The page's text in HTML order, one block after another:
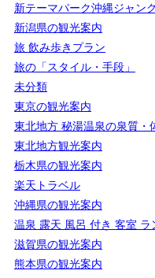
新テーマパーク沖縄ジャン
新潟県の観光案内
旅 飲み歩きプラン
旅の「スタイル・手段」
未分類
東京の観光案内
東北地方 秘湯温泉の泉質・
東北地方観光案内
栃木県の観光案内
楽天トラベル
沖縄県の観光案内
温泉 露天 風呂 付き 客室 ラ
滋賀県の観光案内
熊本県の観光案内